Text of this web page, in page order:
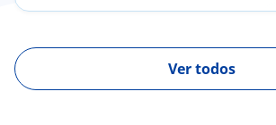
Ver todos